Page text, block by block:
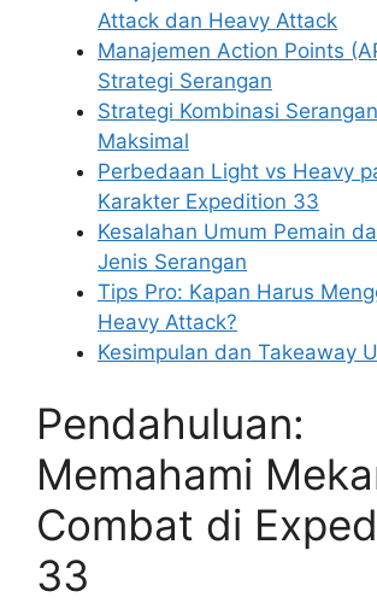
Attack dan Heavy Attack
Manajemen Action Points
Strategi Serangan
Strategi Kombinasi
Maksimal
Perbedaan Light vs Heavy
Karakter Expedition 33
Kesalahan Umum Pemain
Jenis Serangan
Tips Pro: Kapan Harus
Heavy Attack?
Kesimpulan dan Takeaway
Pendahuluan:
Memahami
Combat di
33